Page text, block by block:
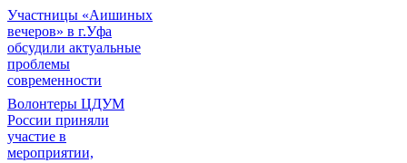
Участницы «Аишиных
вечеров» в г.Уфа
обсудили актуальные
проблемы
современности
Волонтеры ЦДУМ
России приняли
участие в
мероприятии,